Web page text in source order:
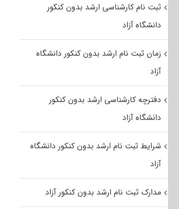
ثبت نام کارشناسی ارشد بدون کنکور
دانشگاه آزاد
زمان ثبت نام ارشد بدون کنکور دانشگاه
آزاد
دفترچه کارشناسی ارشد بدون کنکور
دانشگاه آزاد
شرایط ثبت نام ارشد بدون کنکور دانشگاه
آزاد
مدارک ثبت نام ارشد بدون کنکور آزاد